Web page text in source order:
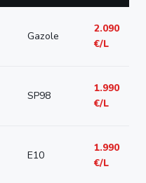
Gazole
2.090
€/L
SP98
1.990
€/L
E10
1.990
€/L